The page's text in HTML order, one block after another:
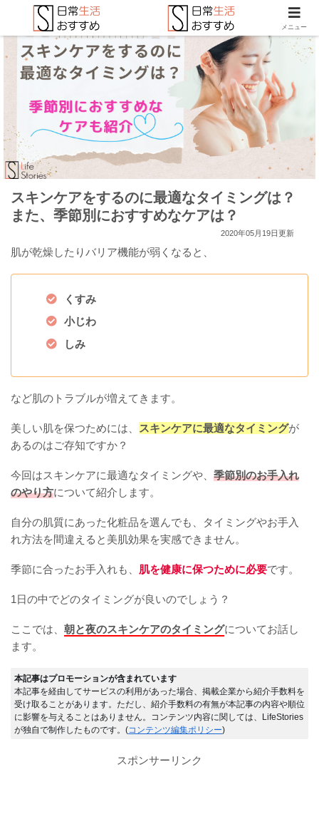
スキンケアをするのに最適なタイミングは？
また、季節別におすすめなケアは？
2020年05月19日更新
肌が乾燥したりバリア機能が弱くなると、
くすみ
小じわ
しみ
など肌のトラブルが増えてきます。
美しい肌を保つためには、 スキンケアに最適なタイミングが
あるのはご存知ですか？
今回はスキンケアに最適なタイミングや、 季節別のお手入れ
のやり方について紹介します。
自分の肌質にあった化粧品を選んでも、タイミングやお手入
れ方法を間違えると美肌効果を実感できません。
季節に合ったお手入れも、 肌を健康に保つために必要です。
1日の中でどのタイミングが良いのでしょう？
ここでは、 朝と夜のスキンケアのタイミングについてお話し
ます。
本記事はプロモーションが含まれています
本記事を経由してサービスの利用があった場合、掲載企業から紹介手数料を
受け取ることがあります。ただし、紹介手数料の有無が本記事の内容や順位
に影響を与えることはありません。コンテンツ内容に関しては、LifeStories
が独自で制作したものです。(コンテンツ編集ポリシー)
スポンサーリンク
メニュー